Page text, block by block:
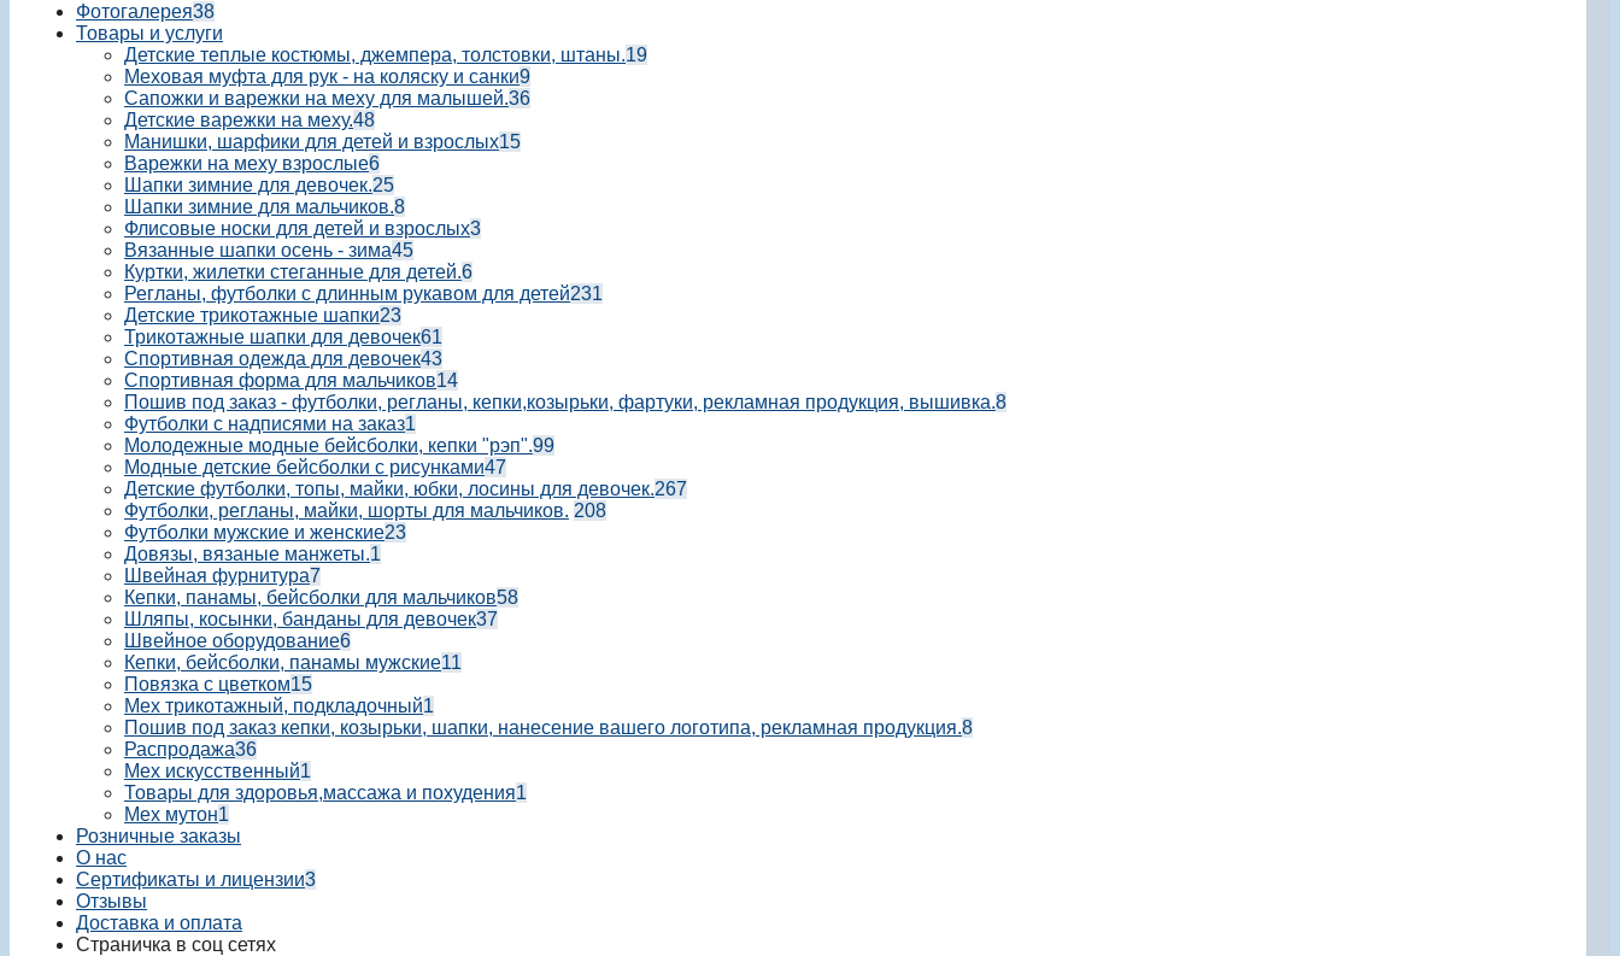
Фотогалерея38
Товары и услуги
Детские теплые костюмы, джемпера, толстовки, штаны.19
Меховая муфта для рук - на коляску и санки9
Сапожки и варежки на меху для малышей.36
Детские варежки на меху.48
Манишки, шарфики для детей и взрослых15
Варежки на меху взрослые6
Шапки зимние для девочек.25
Шапки зимние для мальчиков.8
Флисовые носки для детей и взрослых3
Вязанные шапки осень - зима45
Куртки, жилетки стеганные для детей.6
Регланы, футболки с длинным рукавом для детей231
Детские трикотажные шапки23
Трикотажные шапки для девочек61
Спортивная одежда для девочек43
Спортивная форма для мальчиков14
Пошив под заказ - футболки, регланы, кепки,козырьки, фартуки, рекламная продукция, вышивка.8
Футболки с надписями на заказ1
Молодежные модные бейсболки, кепки "рэп".99
Модные детские бейсболки с рисунками47
Детские футболки, топы, майки, юбки, лосины для девочек.267
Футболки, регланы, майки, шорты для мальчиков. 208
Футболки мужские и женские23
Довязы, вязаные манжеты.1
Швейная фурнитура7
Кепки, панамы, бейсболки для мальчиков58
Шляпы, косынки, банданы для девочек37
Швейное оборудование6
Кепки, бейсболки, панамы мужские11
Повязка с цветком15
Мех трикотажный, подкладочный1
Пошив под заказ кепки, козырьки, шапки, нанесение вашего логотипа, рекламная продукция.8
Распродажа36
Мех искусственный1
Товары для здоровья,массажа и похудения1
Мех мутон1
Розничные заказы
О нас
Сертификаты и лицензии3
Отзывы
Доставка и оплата
Страничка в соц сетях